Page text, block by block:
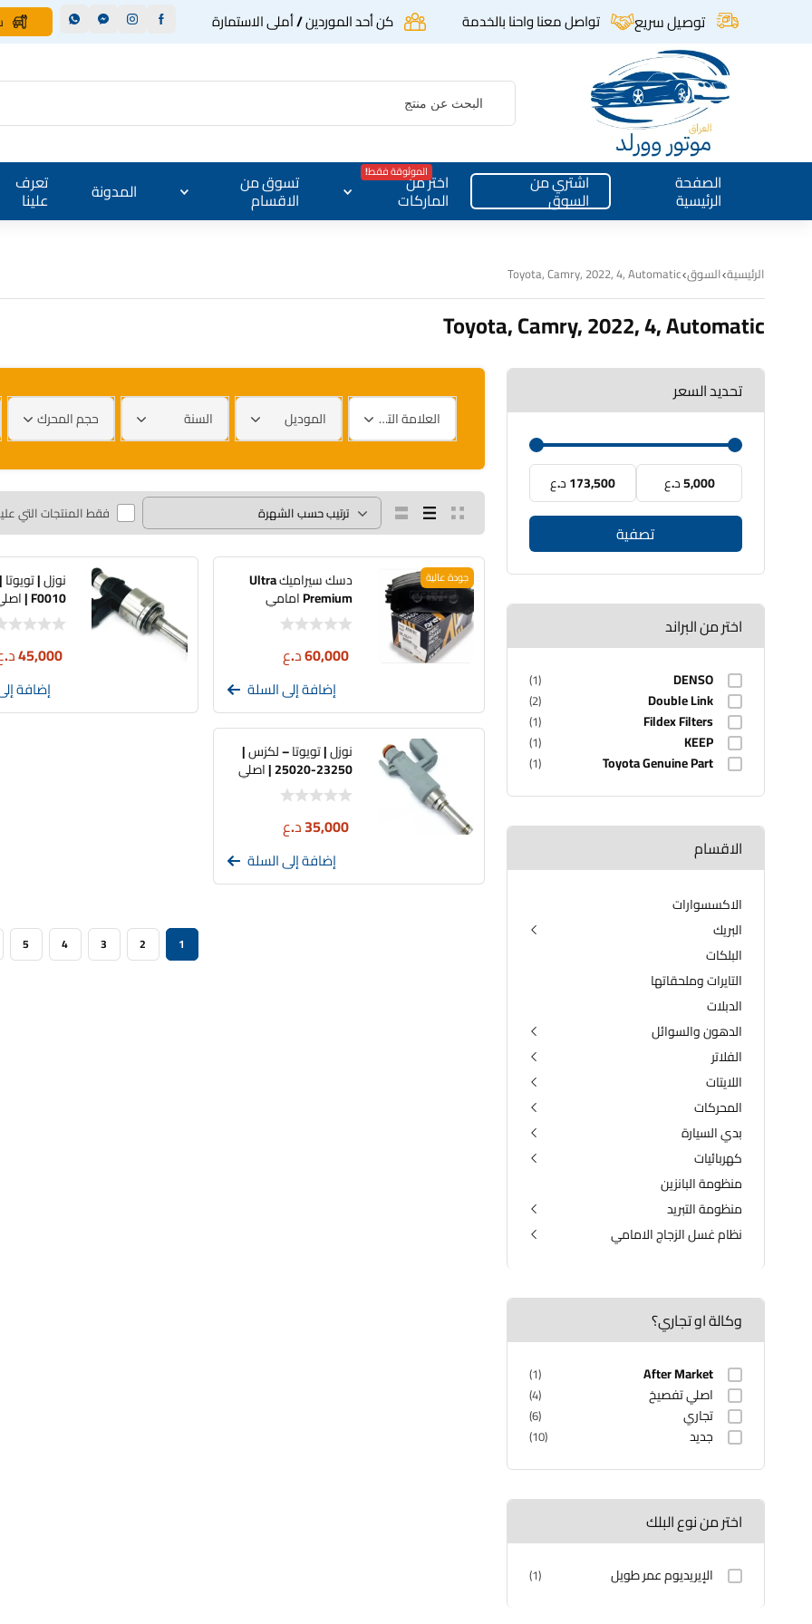
توصيل سريع تواصل معنا واحنا بالخدمة كن أحد الموردين / أملى الاستمارة
الصفحة
الرئيسية
اشتري من
السوق
اختر من
الماركات
الموثوقة فقط! تسوق من
الاقسام المدونة تعرف
علينا
الرئيسية السوق Toyota, Camry, 2022, 4, Automatic
Toyota, Camry, 2022, 4, Automatic
تحديد السعر
تصفية
5,000 د.ع 173,500 د.ع
اختر من البراند
DENSO
(1)
Double Link
(2)
Fildex Filters
(1)
KEEP
(1)
Toyota Genuine Part
(1)
الاقسام
الاكسسوارات
البريك
الدسكات الامامية والخلفية
الفلنجات
البلكات
التايرات وملحقاتها
الدبلات
الدهون والسوائل
دهن الكير
دهن المحرك
مضافات البانزين
مضافات لدهن المحرك
الفلاتر
فلتر التبريد
فلتر الدهن
فلتر الكير
فلتر شوته
فلتر فيت بم
اللايتات
اللايتات الامامية
اللايتات الخلفية
لايتات الضباب الامامية
المحركات
الداينمو
الراديتر
المجاول
النوزلات
كهربائيات المحرك
بدي السيارة
الدعاميات
كهربائيات
البطارية
منظومة البانزين
منظومة التبريد
كومبريسر التبريد
نظام غسل الزجاج الامامي
وكالة او تجاري؟
After Market
(1)
اصلي تفصيخ (4)
تجاري (6)
جديد (10)
اختر من نوع البلك
الإيريديوم عمر طويل (1)
العلامة التجارية الموديل السنة حجم المحرك
فقط المنتجات التي
جودة عالية دسك سيراميك Ultra
Premium امامي
ADVICS راف فور –
كامري – كراون
60,000د.ع
إضافة إلى السلة
F0010 | اصلي تفصيخ
45,000
إضافة
نوزل | تويوتا – لكزس |
23250-25020 | اصلي
تفصيخ
35,000د.ع
إضافة إلى السلة
1
2
3
4
5